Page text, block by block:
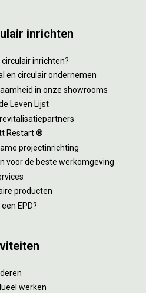
inrichten
circulair inrichten?
en circulair ondernemen
in onze showrooms
Leven Lijst
Restart ®
projectinrichting
voor de beste werkomgeving
producten
EPD?
werken